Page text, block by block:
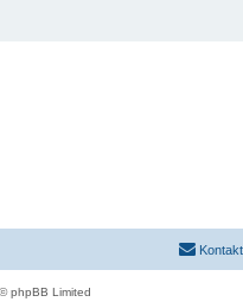
phpBB Limited